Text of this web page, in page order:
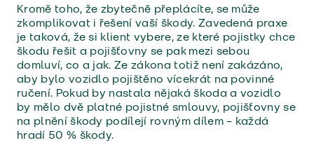
Kromě toho, že zbytečně přeplácíte, se může
zkomplikovat i řešení vaší škody. Zavedená praxe
je taková, že si klient vybere, ze které pojistky chce
škodu řešit a pojišťovny se pak mezi sebou
domluví, co a jak. Ze zákona totiž není zakázáno,
aby bylo vozidlo pojištěno vícekrát na povinné
ručení. Pokud by nastala nějaká škoda a vozidlo
by mělo dvě platné pojistné smlouvy, pojišťovny se
na plnění škody podílejí rovným dílem – každá
hradí 50 % škody.